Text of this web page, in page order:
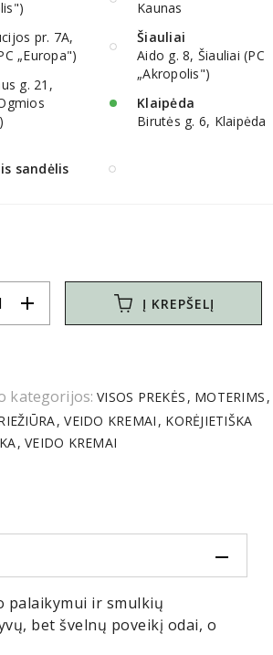
pr. 7A,
„Europa")
g. 21,
Kaunas
Šiauliai
Aido g. 8, Šiauliai (PC
„Akropolis")
Klaipėda
Birutės g. 6, Klaipėda
sandėlis
kategorijos: VISOS PREKĖS MOTERIMS
VEIDO KREMAI KORĖJIETIŠKA
VEIDO KREMAI
add Į KREPŠELĮ
palaikymui ir smulkių
bet švelnų poveikį odai, o